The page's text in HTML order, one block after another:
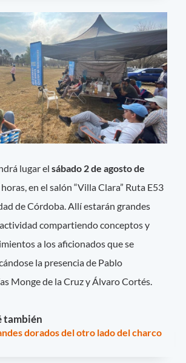
lugar elsábado 2 de agosto de
en el salón “Villa Clara” Ruta E53
de Córdoba. Allí estarán grandes
compartiendo conceptos y
a los aficionados que se
la presencia de Pablo
Monge de la Cruz y Álvaro Cortés.
también
dorados del otro lado del charco